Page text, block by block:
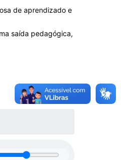
de aprendizado e
saída pedagógica,